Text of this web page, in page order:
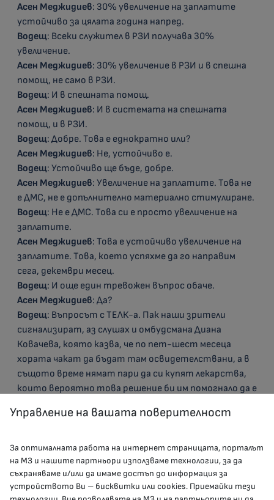
Асен Меджидиев: 30% увеличение на заплатите
устойчиво за цялата година напред.
Водещ: Всеки служител в РЗИ получава 30%
увеличение.
Асен Меджидиев: 30% увеличение в РЗИ и в спешна
помощ, не само в РЗИ.
Водещ: И в спешната помощ.
Асен Меджидиев: И в системата на спешната
помощ, и в РЗИ.
Водещ: Добре. Това е еднократно или?
Асен Меджидиев: Не, устойчиво е.
Водещ: Устойчиво ще бъде, добре.
Асен Меджидиев: Увеличение на заплатите. Това не
е ДМС, не е допълнително материално стимулиране.
Водещ: Не е ДМС. Това си е просто увеличение на
заплатите.
Асен Меджидиев: Това е устойчиво увеличение на
заплатите. Това, което успяхме да го направим
сега, декември месец.
Водещ: И още един тревожен въпрос обаче.
Асен Меджидиев: Да?
Водещ: Въпросът с ТЕЛК-а. Пак наши зрители
сигнализират, аз слушах и омбудсмана Диана
Ковачева, която казва, че по пет-шест месеца
хората чакат да бъдат там освидетелствани, а в
същото време нямат пари да си купят лекарства,
които вероятно това решение би им помогнало да е
Асен Меджидиев: Признавам, че има проблем
Водещ: Има?
Асен Меджидиев: Признавам, че има проблем, за
което…
Водещ: Защо има такъв проблем?
Управление на вашата поверителност
За оптималната работа на интернет страницата, порталът
на МЗ и нашите партньори използваме технологии, за да
съхраняваме и/или да имаме достъп до информация за
устройството Ви – бисквитки или cookies. Приемайки тези